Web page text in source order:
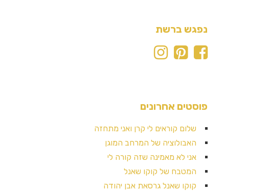
נפגש ברשת
פוסטים אחרונים
שלום קוראים לי קרן ואני מתחזה
האבולוציה של המרחב המוגן
אני לא מאמינה שזה קורה לי
המטבח של קוקו שאנל
קוקו שאנל גרסאת אבן יהודה